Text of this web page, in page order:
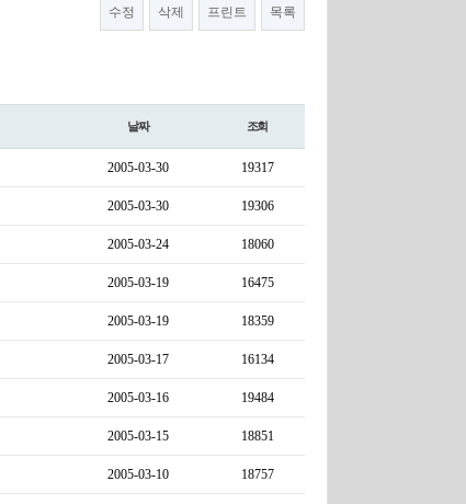
수정 삭제 프린트 목록
날짜 조회
2005-03-30 19317
2005-03-30 19306
2005-03-24 18060
2005-03-19 16475
2005-03-19 18359
2005-03-17 16134
2005-03-16 19484
2005-03-15 18851
2005-03-10 18757